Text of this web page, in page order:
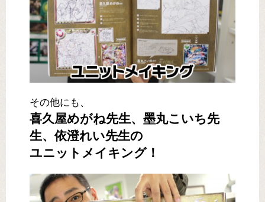
その他にも、
喜久屋めがね先生、墨丸こいち先
生、依澄れい先生の
ユニットメイキング！